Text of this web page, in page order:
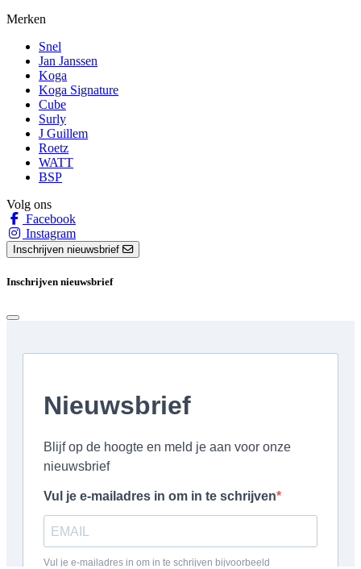
Merken
Snel
Jan Janssen
Koga
Koga Signature
Cube
Surly
J Guillem
Roetz
WATT
BSP
Volg ons
Facebook
Instagram
Inschrijven nieuwsbrief
Inschrijven nieuwsbrief